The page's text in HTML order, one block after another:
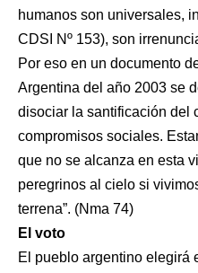
humanos son universales,
CDSI Nº 153), son
Por eso en un documento
Argentina del año 2003 se
disociar la santificación del
compromisos sociales.
que no se alcanza en esta
peregrinos al cielo si
terrena”. (Nma 74)
El voto
El pueblo argentino elegirá